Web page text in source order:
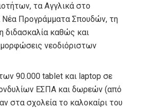
τα Αγγλικά στο
Νέα Προγράμματα Σπουδών, τη
διδασκαλία καθώς και
νεοδιόριστων
90.000 tablet και laptop σε
ΕΣΠΑ και δωρεών (από
στα σχολεία το καλοκαίρι του